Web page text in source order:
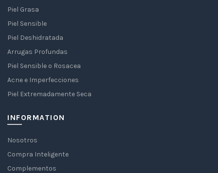
Piel Grasa
Piel Sensible
Piel Deshidratada
Arrugas Profundas
Piel Sensible o Rosacea
Acne e Imperfecciones
Piel Extremadamente Seca
INFORMATION
Nosotros
Compra Inteligente
Complementos